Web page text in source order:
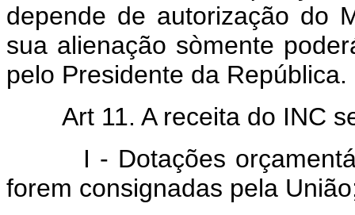
depende de autorização do
sua alienação sòmente
pelo Presidente da República.
Art 11. A receita do INC
I - Dotações
forem consignadas pela